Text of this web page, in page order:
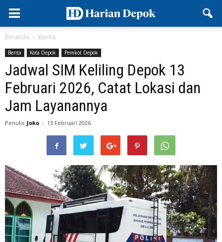
Beranda Berita
Berita Kota Depok Pemkot Depok
Jadwal SIM Keliling Depok 13
Februari 2026, Catat Lokasi dan
Jam Layanannya
Penulis Joko - 13 Februari 2026